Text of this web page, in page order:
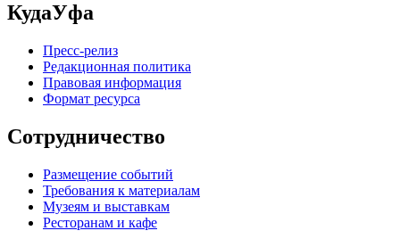
КудаУфа
Пресс-релиз
Редакционная политика
Правовая информация
Формат ресурса
Сотрудничество
Размещение событий
Требования к материалам
Музеям и выставкам
Ресторанам и кафе